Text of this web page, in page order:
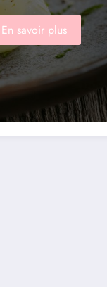
En savoir plus